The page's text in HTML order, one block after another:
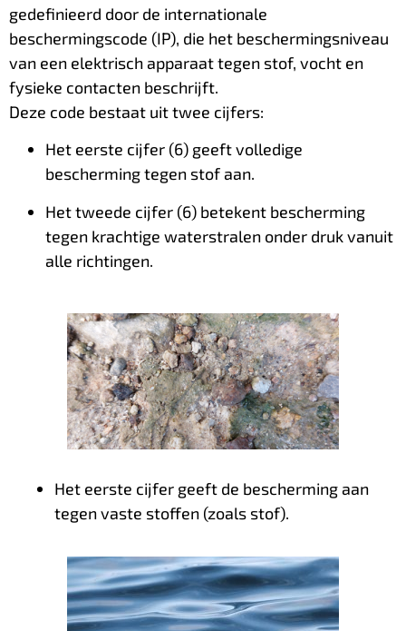
gedefinieerd door de internationale
beschermingscode (IP), die het beschermingsniveau
van een elektrisch apparaat tegen stof, vocht en
fysieke contacten beschrijft.
Deze code bestaat uit twee cijfers:
Het eerste cijfer (6) geeft volledige
bescherming tegen stof aan.
Het tweede cijfer (6) betekent bescherming
tegen krachtige waterstralen onder druk vanuit
alle richtingen.
Het eerste cijfer geeft de bescherming aan
tegen vaste stoffen (zoals stof).